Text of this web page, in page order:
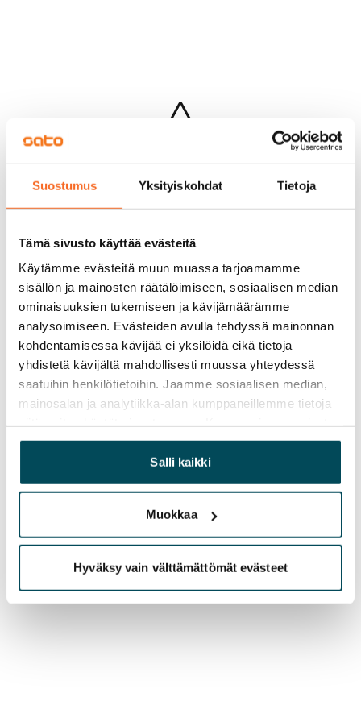
Suostumus Yksityiskohdat Tietoja
Tämä sivusto käyttää evästeitä
Käytämme evästeitä muun muassa tarjoamamme
sisällön ja mainosten räätälöimiseen, sosiaalisen median
ominaisuuksien tukemiseen ja kävijämäärämme
analysoimiseen. Evästeiden avulla tehdyssä mainonnan
kohdentamisessa kävijää ei yksilöidä eikä tietoja
yhdistetä kävijältä mahdollisesti muussa yhteydessä
saatuihin henkilötietoihin. Jaamme sosiaalisen median,
mainosalan ja analytiikka-alan kumppaneillemme tietoja
yhdistää näitä tietoja muihin tietoihin, joita olet antanut
heille tai joita on kerätty, kun olet käyttänyt heidän
palvelujaan.
Salli kaikki
Muokkaa
Hyväksy vain välttämättömät evästeet
Hups...
Jotakin meni pieleen sivun lataamisessa